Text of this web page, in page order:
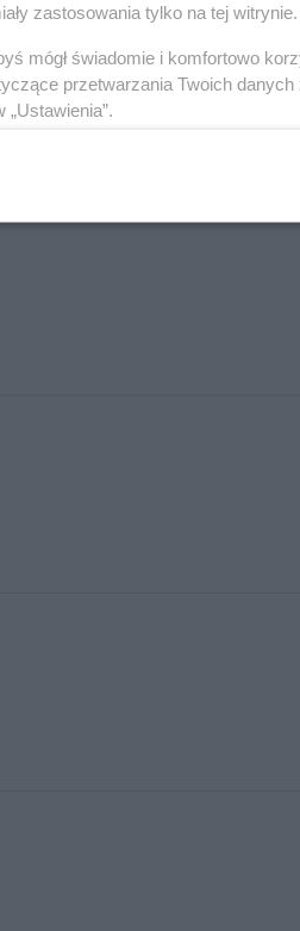
zastosowania tylko na tej witrynie.
mógł świadomie i komfortowo
przetwarzania Twoich